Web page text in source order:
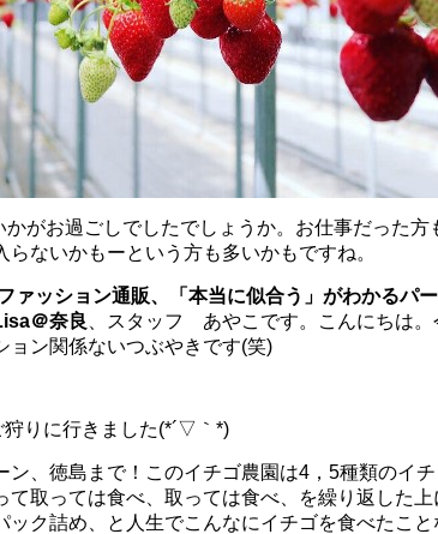
かがお過ごしでしたでしょうか。お仕事だった
らないかもーという方も多いかもですね。
ァッション通販、 「本当に似合う」がわかるパ
＠奈良
、スタッフ あやこです。こんにちは
ョン関係ないつぶやきです(笑)
りに行きました(*´▽｀*)
ン、徳島まで！このイチゴ農園は4，5種類のイ
て取っては食べ、取っては食べ、を繰り返した
ック詰め、と人生でこんなにイチゴを食べたこ